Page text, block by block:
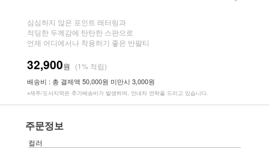
심심하지 않은 포인트 레터링과
적딩한 두께감에 탄탄한 스판으로
언제 어디에서나 착용하기 좋은 반팔티
32,900원 (1% 적립)
배송비 : 총 결제액 50,000원 미만시 3,000원
※제주/도서지역은 추가배송비가 발생하며, 안내차 연락을 드리고 있습니다.
주문정보
컬러